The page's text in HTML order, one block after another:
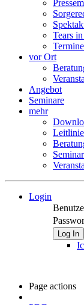
Tears
Termine
vor Ort
Angebot
Seminare
mehr
Login
Log In
Page actions